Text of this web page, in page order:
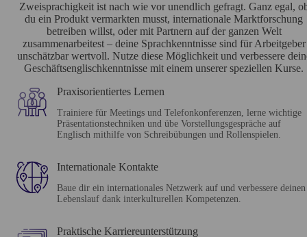
Zweisprachigkeit ist nach wie vor unendlich gefragt. Ganz egal,
du ein Produkt vermarkten musst, internationale Marktforschung
betreiben willst, oder mit Partnern auf der ganzen Welt
zusammenarbeitest – deine Sprachkenntnisse sind für Arbeitgeber
unschätzbar wertvoll. Nutze diese Möglichkeit und verbessere
Geschäftsenglischkenntnisse mit einem unserer speziellen Kurse.
Praxisorientiertes Lernen
Trainiere für Meetings und Telefonkonferenzen, lerne wichtige
Präsentationstechniken und übe Vorstellungsgespräche auf
Englisch mithilfe von Schreibübungen und Rollenspielen.
Internationale Kontakte
Baue dir ein internationales Netzwerk auf und verbessere deinen
Lebenslauf dank interkulturellen Kompetenzen.
Praktische Karriereunterstützung